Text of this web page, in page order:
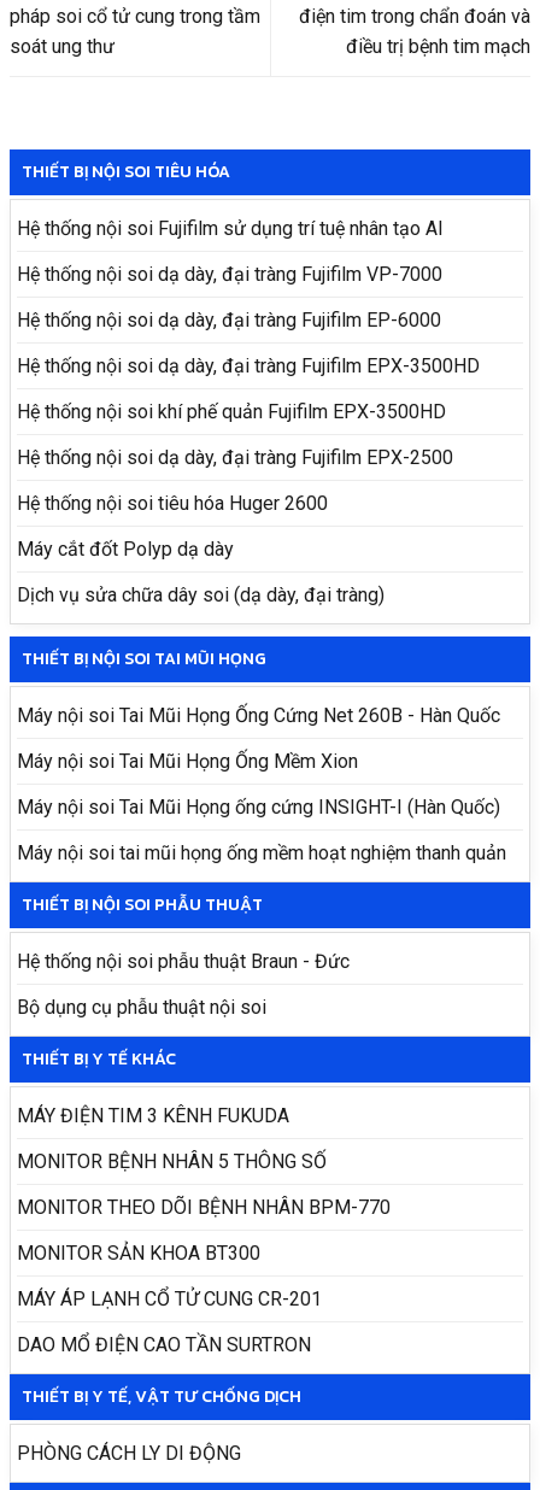
pháp soi cổ tử cung trong tầm
soát ung thư
điện tim trong chẩn đoán và
điều trị bệnh tim mạch
THIẾT BỊ NỘI SOI TIÊU HÓA
Hệ thống nội soi Fujifilm sử dụng trí tuệ nhân tạo AI
Hệ thống nội soi dạ dày, đại tràng Fujifilm VP-7000
Hệ thống nội soi dạ dày, đại tràng Fujifilm EP-6000
Hệ thống nội soi dạ dày, đại tràng Fujifilm EPX-3500HD
Hệ thống nội soi khí phế quản Fujifilm EPX-3500HD
Hệ thống nội soi dạ dày, đại tràng Fujifilm EPX-2500
Hệ thống nội soi tiêu hóa Huger 2600
Máy cắt đốt Polyp dạ dày
Dịch vụ sửa chữa dây soi (dạ dày, đại tràng)
THIẾT BỊ NỘI SOI TAI MŨI HỌNG
Máy nội soi Tai Mũi Họng Ống Cứng Net 260B - Hàn Quốc
Máy nội soi Tai Mũi Họng Ống Mềm Xion
Máy nội soi Tai Mũi Họng ống cứng INSIGHT-I (Hàn Quốc)
Máy nội soi tai mũi họng ống mềm hoạt nghiệm thanh quản
THIẾT BỊ NỘI SOI PHẪU THUẬT
Hệ thống nội soi phẫu thuật Braun - Đức
Bộ dụng cụ phẫu thuật nội soi
THIẾT BỊ Y TẾ KHÁC
MÁY ĐIỆN TIM 3 KÊNH FUKUDA
MONITOR BỆNH NHÂN 5 THÔNG SỐ
MONITOR THEO DÕI BỆNH NHÂN BPM-770
MONITOR SẢN KHOA BT300
MÁY ÁP LẠNH CỔ TỬ CUNG CR-201
DAO MỔ ĐIỆN CAO TẦN SURTRON
THIẾT BỊ Y TẾ, VẬT TƯ CHỐNG DỊCH
PHÒNG CÁCH LY DI ĐỘNG